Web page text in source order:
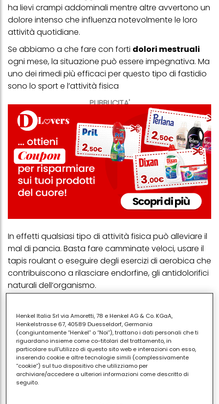
PUBBLICITA'
ha lievi crampi addominali mentre altre avvertono un
dolore intenso che influenza notevolmente le loro
attività quotidiane.
Se abbiamo a che fare con forti dolori mestruali
ogni mese, la situazione può essere impegnativa. Ma
uno dei rimedi più efficaci per questo tipo di fastidio
sono lo sport e l’attività fisica
In effetti qualsiasi tipo di attività fisica può alleviare il
mal di pancia. Basta fare camminate veloci, usare il
tapis roulant o eseguire degli esercizi di aerobica che
contribuiscono a rilasciare endorfine, gli antidolorifici
naturali dell’organismo.
settimana per tenere a bada i crampi mestruali, e
seguire un' alimentazione corretta e bilanciata.
Tutto questo è stato confermato dauno studio
condotto dal dott. Georgie Bruinvels, co-creatore
dell'app di fitness FitrWoman, sulla base dei dati
forniti dagli utenti del social network Strava.
Henkel Italia Srl via Amoretti, 78 e Henkel AG & Co. KGaA,
Henkelstrasse 67, 40589 Duesseldorf, Germania
(congiuntamente “Henkel” o “Noi”), trattano i dati personali che ti
riguardano insieme come co-titolari del trattamento, in
particolare sull'utilizzo di questo sito web e interazioni con esso,
inserendo cookie e altre tecnologie simili (complessivamente
“cookie”) sul tuo dispositivo che utilizziamo per
archiviare/accedere a ulteriori informazioni come descritto di
seguito.